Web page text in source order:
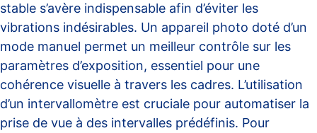
stable s’avère indispensable afin d’éviter les
vibrations indésirables. Un appareil photo doté d’un
mode manuel permet un meilleur contrôle sur les
paramètres d’exposition, essentiel pour une
cohérence visuelle à travers les cadres. L’utilisation
d’un intervallomètre est cruciale pour automatiser la
prise de vue à des intervalles prédéfinis. Pour